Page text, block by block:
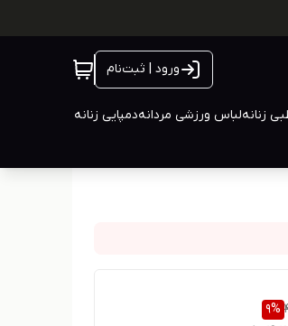
ورود | ثبت‌نام
زنانهلباس ورزشی مردانهدمپایی زنانه
9%